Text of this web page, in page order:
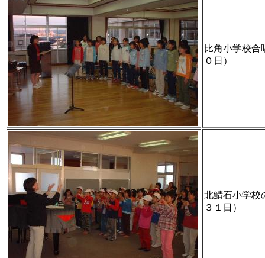
比角小学校合
０日）
北鯖石小学校
３１日）